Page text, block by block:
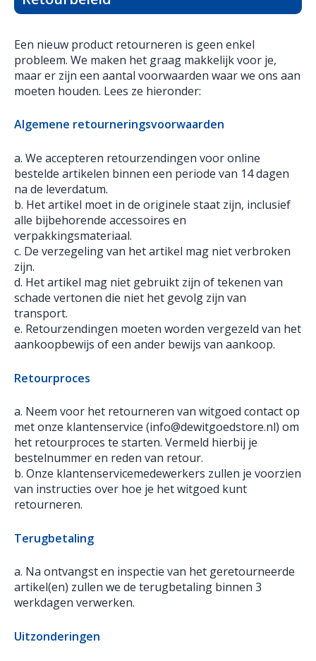
Een nieuw product retourneren is geen enkel
probleem. We maken het graag makkelijk voor je,
maar er zijn een aantal voorwaarden waar we ons aan
moeten houden. Lees ze hieronder:
Algemene retourneringsvoorwaarden
a. We accepteren retourzendingen voor online
bestelde artikelen binnen een periode van 14 dagen
na de leverdatum.
b. Het artikel moet in de originele staat zijn, inclusief
alle bijbehorende accessoires en
verpakkingsmateriaal.
c. De verzegeling van het artikel mag niet verbroken
zijn.
d. Het artikel mag niet gebruikt zijn of tekenen van
schade vertonen die niet het gevolg zijn van
transport.
e. Retourzendingen moeten worden vergezeld van het
aankoopbewijs of een ander bewijs van aankoop.
Retourproces
a. Neem voor het retourneren van witgoed contact op
met onze klantenservice (info@dewitgoedstore.nl) om
het retourproces te starten. Vermeld hierbij je
bestelnummer en reden van retour.
b. Onze klantenservicemedewerkers zullen je voorzien
van instructies over hoe je het witgoed kunt
retourneren.
Terugbetaling
a. Na ontvangst en inspectie van het geretourneerde
artikel(en) zullen we de terugbetaling binnen 3
werkdagen verwerken.
Uitzonderingen